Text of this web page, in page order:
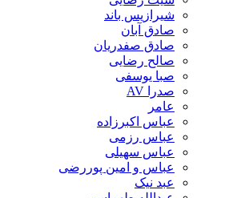
شیرازیس باند
صادق آبان
صادق صفدریان
صالح رضایی
صبا یوسفی
صدرا AV
عامر
عباس اکبرزاده
عباس رزمی
عباس سهیلی
عباس و امین پوررضی
عبد نیک